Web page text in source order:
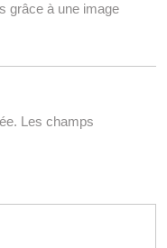
grâce à une image
Les champs